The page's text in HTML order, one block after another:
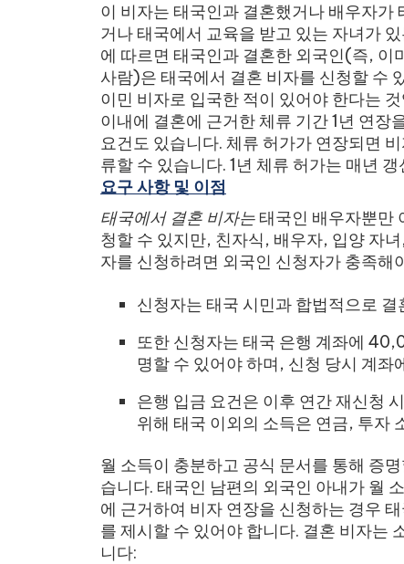
이 비자는 태국인과 결혼했거나 배우자가
거나 태국에서 교육을 받고 있는 자녀가
에 따르면 태국인과 결혼한 외국인(즉, 이
사람)은 태국에서 결혼 비자를 신청할 수
이민 비자로 입국한 적이 있어야 한다는
이내에 결혼에 근거한 체류 기간 1년 연장
요건도 있습니다. 체류 허가가 연장되면
류할 수 있습니다. 1년 체류 허가는 매년
요구 사항 및 이점
태국에서 결혼 비자는 태국인 배우자뿐만
청할 수 있지만, 친자식, 배우자, 입양 자
자를 신청하려면 외국인 신청자가 충족해
신청자는 태국 시민과 합법적으로
또한 신청자는 태국 은행 계좌에
명할 수 있어야 하며, 신청 당시 계
은행 입금 요건은 이후 연간 재신청
위해 태국 이외의 소득은 연금, 투자
월 소득이 충분하고 공식 문서를 통해 증
습니다. 태국인 남편의 외국인 아내가 월
에 근거하여 비자 연장을 신청하는 경우
를 제시할 수 있어야 합니다. 결혼 비자는
니다: